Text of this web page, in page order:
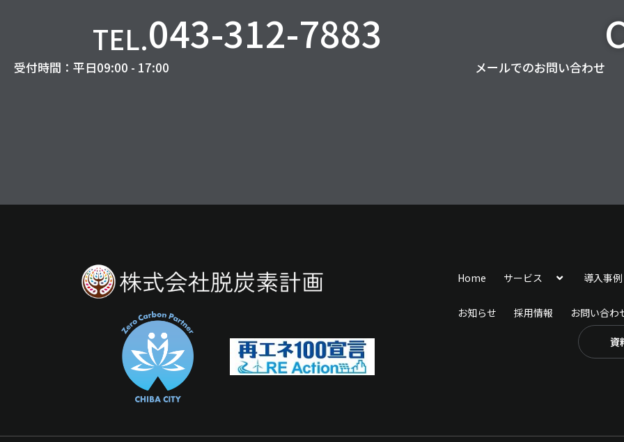
TEL.043-312-7883
受付時間：平日09:00 - 17:00 メールでのお問い合わせ
Home サービス 導入事例
お知らせ 採用情報 お問い合わ
資